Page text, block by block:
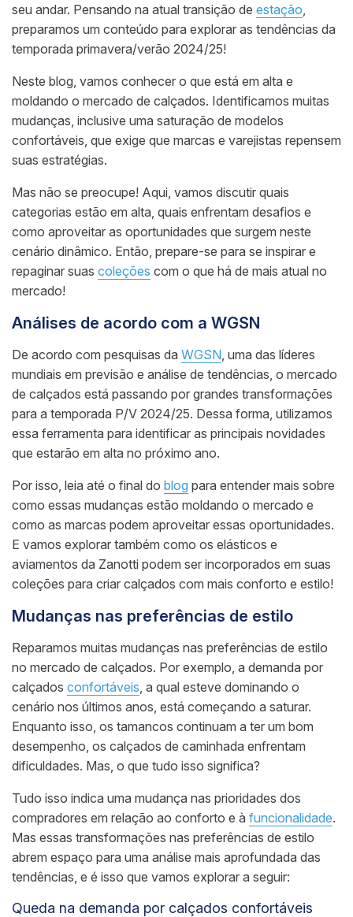
seu andar. Pensando na atual transição de estação
preparamos um conteúdo para explorar as tendências da
temporada primavera/verão 2024/25!
Neste blog, vamos conhecer o que está em alta e
moldando o mercado de calçados. Identificamos muitas
mudanças, inclusive uma saturação de modelos
confortáveis, que exige que marcas e varejistas repensem
suas estratégias.
Mas não se preocupe! Aqui, vamos discutir quais
categorias estão em alta, quais enfrentam desafios e
como aproveitar as oportunidades que surgem neste
cenário dinâmico. Então, prepare-se para se inspirar e
repaginar suas coleções com o que há de mais atual no
mercado!
Análises de acordo com a WGSN
De acordo com pesquisas da WGSN , uma das líderes
mundiais em previsão e análise de tendências, o mercado
de calçados está passando por grandes transformações
para a temporada P/V 2024/25. Dessa forma, utilizamos
essa ferramenta para identificar as principais novidades
que estarão em alta no próximo ano.
Por isso, leia até o final do blog para entender mais sobre
como essas mudanças estão moldando o mercado e
como as marcas podem aproveitar essas oportunidades.
E vamos explorar também como os elásticos e
aviamentos da Zanotti podem ser incorporados em suas
coleções para criar calçados com mais conforto e estilo!
Mudanças nas preferências de estilo
Reparamos muitas mudanças nas preferências de estilo
no mercado de calçados. Por exemplo, a demanda por
calçados confortáveis , a qual esteve dominando o
cenário nos últimos anos, está começando a saturar.
Enquanto isso, os tamancos continuam a ter um bom
desempenho, os calçados de caminhada enfrentam
dificuldades. Mas, o que tudo isso significa?
Tudo isso indica uma mudança nas prioridades dos
compradores em relação ao conforto e à funcionalidade.
Mas essas transformações nas preferências de estilo
abrem espaço para uma análise mais aprofundada das
tendências, e é isso que vamos explorar a seguir:
Queda na demanda por calçados confortáveis